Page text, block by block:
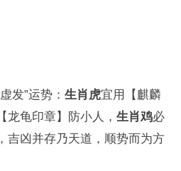
发”运势： 生肖虎宜用【麒麟
龙龟印章】防小人， 生肖鸡必
吉凶并存乃天道，顺势而为方